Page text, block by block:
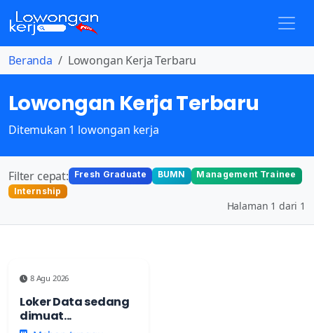
Beranda Lowongan Kerja Terbaru
Lowongan Kerja Terbaru
Ditemukan 1 lowongan kerja
Filter cepat: Fresh Graduate BUMN
Management Trainee
Internship
Halaman 1 dari 1
8 Agu 2026
Loker Data sedang
dimuat...